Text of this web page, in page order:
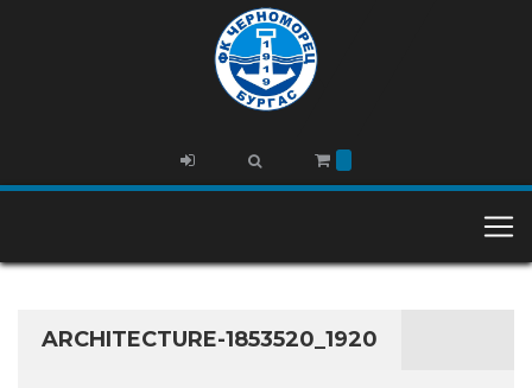
ARCHITECTURE-1853520_1920